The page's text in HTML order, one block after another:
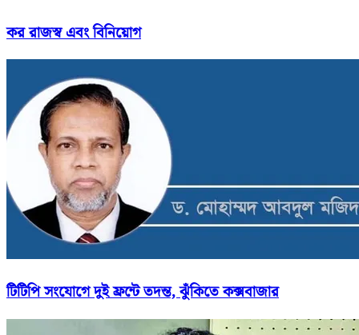
কর রাজস্ব এবং বিনিয়োগ
টিটিপি সংযোগে দুই ফ্রন্টে তদন্ত, ঝুঁকিতে কক্সবাজার